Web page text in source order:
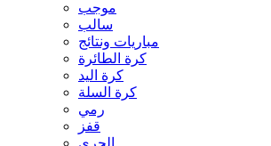
موجب
سالب
مباريات ونتائج
كرة الطائرة
كرة اليد
كرة السلة
رمي
قفز